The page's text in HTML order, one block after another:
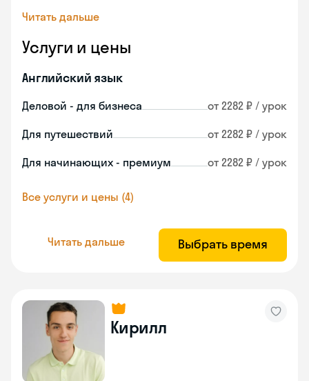
Читать дальше
Услуги и цены
Английский язык
Деловой - для бизнеса от 2282 ₽ / урок
Для путешествий от 2282 ₽ / урок
Для начинающих - премиум от 2282 ₽ / урок
Все услуги и цены (4)
Читать дальше Выбрать время
Кирилл